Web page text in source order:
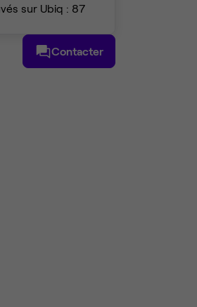
sur Ubiq : 87
Contacter